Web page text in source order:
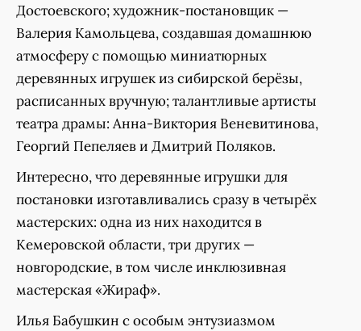
Достоевского; художник-постановщик —
Валерия Камольцева, создавшая домашнюю
атмосферу с помощью миниатюрных
деревянных игрушек из сибирской берёзы,
расписанных вручную; талантливые артисты
театра драмы: Анна-Виктория Веневитинова,
Георгий Пепеляев и Дмитрий Поляков.
Интересно, что деревянные игрушки для
постановки изготавливались сразу в четырёх
мастерских: одна из них находится в
Кемеровской области, три других —
новгородские, в том числе инклюзивная
мастерская «Жираф».
Илья Бабушкин с особым энтузиазмом